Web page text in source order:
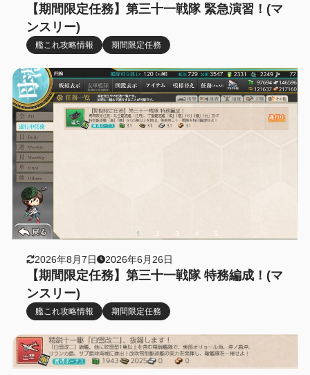
【期間限定任務】第三十一戦隊 緊急演習！(マ
ンスリー)
艦これ攻略情報 期間限定任務
2026年8月7日 2026年6月26日
【期間限定任務】第三十一戦隊 特務編成！(マ
ンスリー)
艦これ攻略情報 期間限定任務